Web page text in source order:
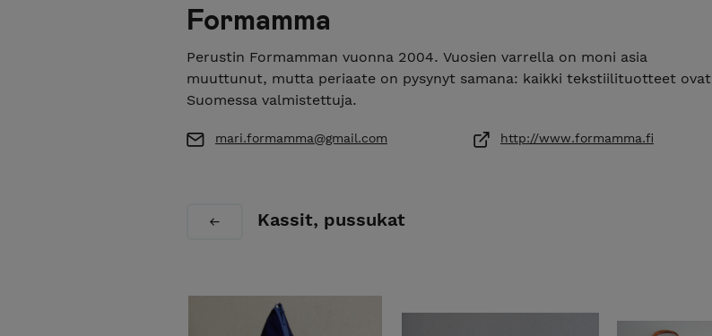
Formamma
Perustin Formamman vuonna 2004. Vuosien varrella on moni asia
muuttunut, mutta periaate on pysynyt samana: kaikki tekstiilituotteet ovat
Suomessa valmistettuja.
mari.formamma@gmail.com http://www.formamma.fi
Kassit, pussukat